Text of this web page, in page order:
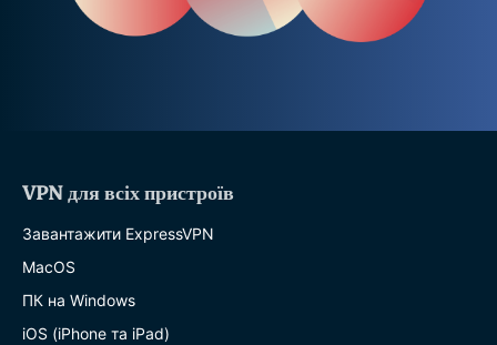
VPN для всіх пристроїв
Завантажити ExpressVPN
MacOS
ПК на Windows
iOS (iPhone та iPad)